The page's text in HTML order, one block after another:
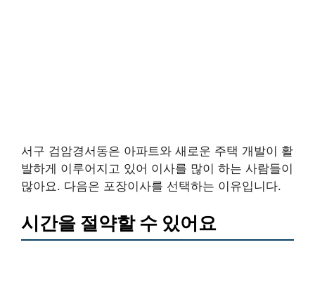
서구 검암경서동은 아파트와 새로운 주택 개발이 활
발하게 이루어지고 있어 이사를 많이 하는 사람들이
많아요. 다음은 포장이사를 선택하는 이유입니다.
시간을 절약할 수 있어요